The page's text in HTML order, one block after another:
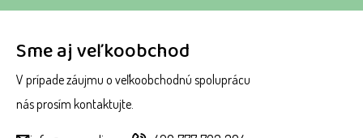
Sme aj veľkoobchod
V prípade záujmu o veľkoobchodnú spoluprácu
nás prosím kontaktujte.